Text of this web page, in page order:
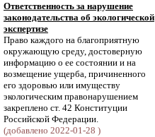
Ответственность за нарушение
законодательства об экологической
экспертизе
Право каждого на благоприятную
окружающую среду, достоверную
информацию о ее состоянии и на
возмещение ущерба, причиненного
его здоровью или имуществу
экологическим правонарушением
закреплено ст. 42 Конституции
Российской Федерации.
(добавлено 2022-01-28 )